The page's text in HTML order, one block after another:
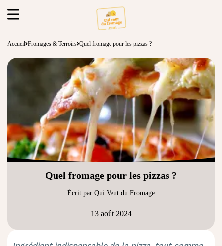
Accueil Fromages & Terroirs Quel fromage pour les pizzas ?
Quel fromage pour les pizzas ?
Écrit par Qui Veut du Fromage
13 août 2024